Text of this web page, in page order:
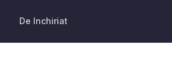
De Inchiriat